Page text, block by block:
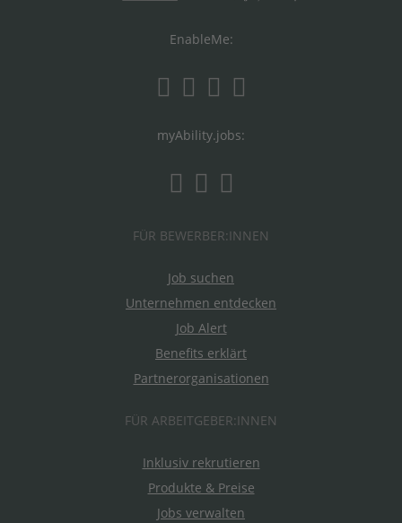
EnableMe:
myAbility.jobs:
FÜR BEWERBER:INNEN
Job suchen
Unternehmen entdecken
Job Alert
Benefits erklärt
Partnerorganisationen
FÜR ARBEITGEBER:INNEN
Inklusiv rekrutieren
Produkte & Preise
Jobs verwalten